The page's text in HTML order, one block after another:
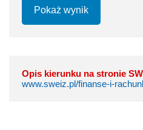
Pokaż wynik
Opis kierunku na stronie
www.sweiz.pl/finanse-i-